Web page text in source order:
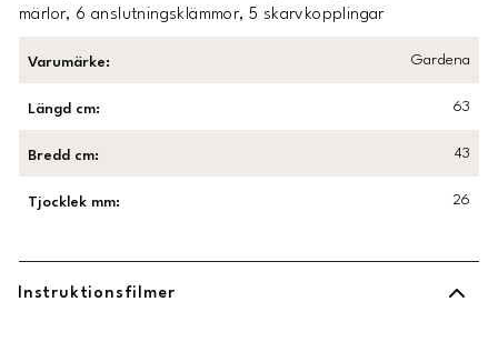
märlor, 6 anslutningsklämmor, 5 skarvkopplingar
Varumärke: Gardena
Längd cm: 63
Bredd cm: 43
Tjocklek mm: 26
Instruktionsfilmer